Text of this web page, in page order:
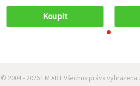
Koupit
© 2004 - 2026 EM ART Všechna práva vyhrazena..